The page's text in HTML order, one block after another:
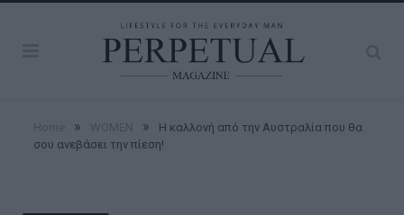
» »
Η καλλονή από την Αυστραλία που θα
σου ανεβάσει την πίεση!